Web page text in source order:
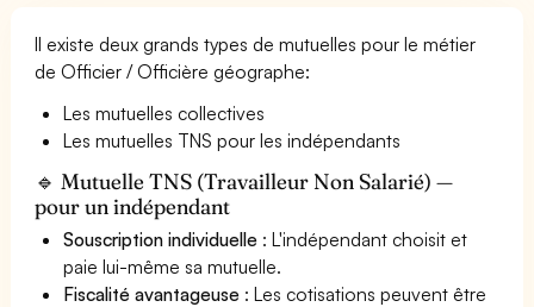
Il existe deux grands types de mutuelles pour le métier
de Officier / Officière géographe:
Les mutuelles collectives
Les mutuelles TNS pour les indépendants
🔹 Mutuelle TNS (Travailleur Non Salarié) —
pour un indépendant
Souscription individuelle : L'indépendant choisit et
paie lui-même sa mutuelle.
Fiscalité avantageuse : Les cotisations peuvent être